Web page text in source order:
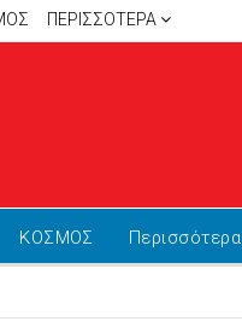
ΠΕΡΙΣΣΌΤΕΡΑ
ΚΟΣΜΟΣ Περισσότερα